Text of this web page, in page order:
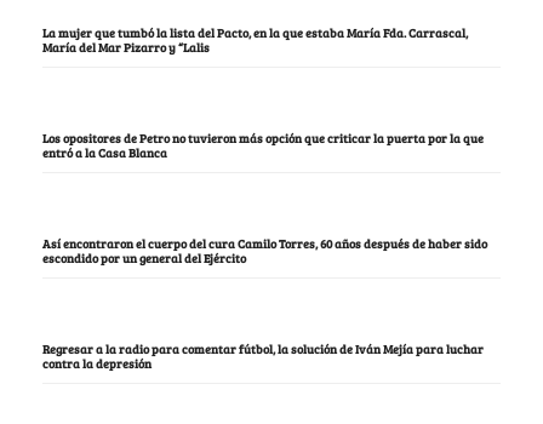
La mujer que tumbó la lista del Pacto, en la que estaba María Fda. Carrascal,
María del Mar Pizarro y “Lalis
Los opositores de Petro no tuvieron más opción que criticar la puerta por la que
entró a la Casa Blanca
Así encontraron el cuerpo del cura Camilo Torres, 60 años después de haber sido
escondido por un general del Ejército
Regresar a la radio para comentar fútbol, la solución de Iván Mejía para luchar
contra la depresión